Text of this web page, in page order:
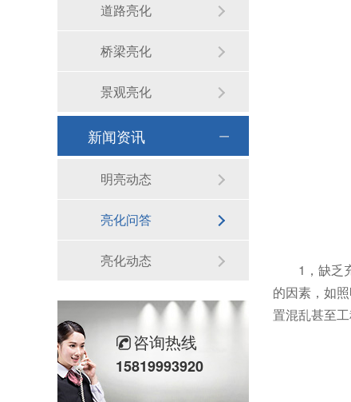
1，缺乏
的因素，如
置混乱甚至
道路亮化
桥梁亮化
景观亮化
新闻资讯
明亮动态
亮化问答
亮化动态
咨询热线
15819993920